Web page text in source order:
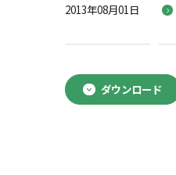
2013年08月01日
ダウンロード